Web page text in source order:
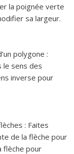
la poignée verte
sa largeur.
polygone :
le sens des
inverse pour
: Faites
de la flèche pour
flèche pour